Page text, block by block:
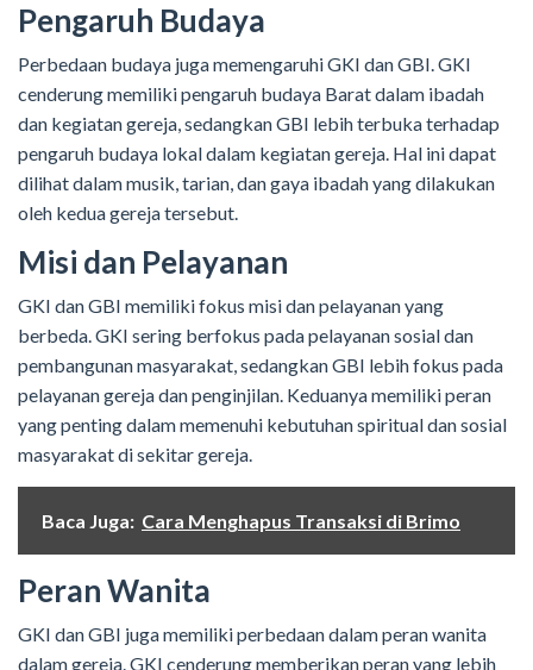
Pengaruh Budaya
Perbedaan budaya juga memengaruhi GKI dan GBI. GKI
cenderung memiliki pengaruh budaya Barat dalam ibadah
dan kegiatan gereja, sedangkan GBI lebih terbuka terhadap
pengaruh budaya lokal dalam kegiatan gereja. Hal ini dapat
dilihat dalam musik, tarian, dan gaya ibadah yang dilakukan
oleh kedua gereja tersebut.
Misi dan Pelayanan
GKI dan GBI memiliki fokus misi dan pelayanan yang
berbeda. GKI sering berfokus pada pelayanan sosial dan
pembangunan masyarakat, sedangkan GBI lebih fokus pada
pelayanan gereja dan penginjilan. Keduanya memiliki peran
yang penting dalam memenuhi kebutuhan spiritual dan sosial
masyarakat di sekitar gereja.
Baca Juga: Cara Menghapus Transaksi di Brimo
Peran Wanita
GKI dan GBI juga memiliki perbedaan dalam peran wanita
dalam gereja. GKI cenderung memberikan peran yang lebih